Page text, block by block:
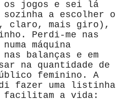
os jogos e sei lá
a escolher o
claro, mais giro),
Perdi-me nas
máquina
balanças e em
na quantidade de
feminino. A
fazer uma listinha
facilitam a vida: